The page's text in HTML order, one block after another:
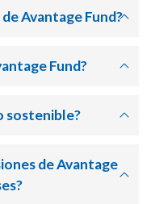
Avantage Fund?
Fund?
sostenible?
de Avantage